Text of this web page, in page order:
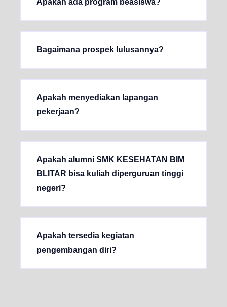
Bagaimana prospek lulusannya?
Apakah menyediakan lapangan
pekerjaan?
Apakah alumni SMK KESEHATAN BIM
BLITAR bisa kuliah diperguruan tinggi
negeri?
Apakah tersedia kegiatan
pengembangan diri?